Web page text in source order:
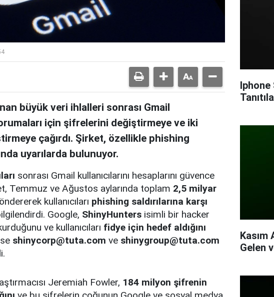
büyük veri ihlalleri sonrası Gmail
için şifrelerini değiştirmeye ve iki
çağırdı. Şirket, özellikle phishing
uyarılarda bulunuyor.
sonrası Gmail kullanıcılarını hesaplarını güvence
Temmuz ve Ağustos aylarında toplam 2,5 milyar
kullanıcıları phishing saldırılarına karşı
Google, ShinyHunters isimli bir hacker
ve kullanıcıları fidye için hedef aldığını
shinycorp@tuta.com ve shinygroup@tuta.com
Jeremiah Fowler, 184 milyon şifrenin
Iphone
Kasım
Gelen